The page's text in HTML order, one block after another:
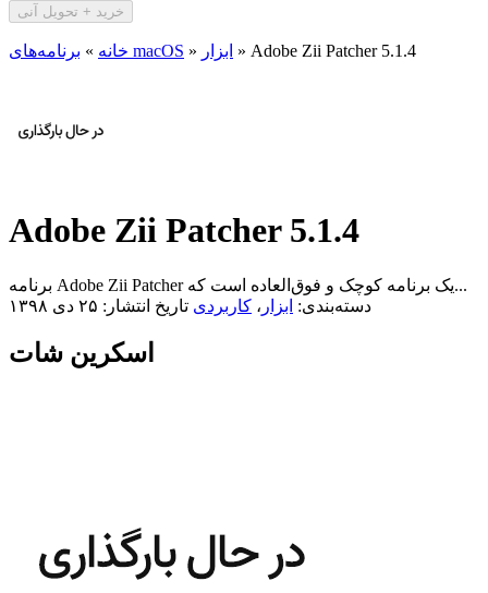
خرید + تحویل آنی
خانه » برنامه‌های macOS » ابزار » Adobe Zii Patcher 5.1.4
Adobe Zii Patcher 5.1.4
برنامه Adobe Zii Patcher یک برنامه کوچک و فوق‌العاده است که...
دسته‌بندی: ابزار ، کاربردی تاریخ انتشار: ۲۵ دی ۱۳۹۸
اسکرین شات